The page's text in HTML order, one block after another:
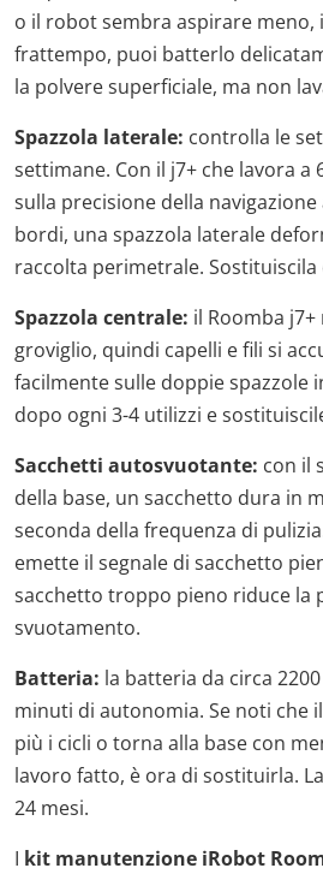
o il robot sembra aspirare meno,
frattempo, puoi batterlo
la polvere superficiale, ma non
Spazzola laterale: controlla le
settimane. Con il j7+ che lavora a
sulla precisione della
bordi, una spazzola laterale
raccolta perimetrale. Sostituiscila
Spazzola centrale: il Roomba
groviglio, quindi capelli e fili si
facilmente sulle doppie spazzole
dopo ogni 3-4 utilizzi e
Sacchetti autosvuotante: con il
della base, un sacchetto dura in
seconda della frequenza di
emette il segnale di sacchetto
sacchetto troppo pieno riduce la
svuotamento.
Batteria: la batteria da circa
minuti di autonomia. Se noti che
più i cicli o torna alla base con
lavoro fatto, è ora di sostituirla.
24 mesi.
I kit manutenzione iRobot